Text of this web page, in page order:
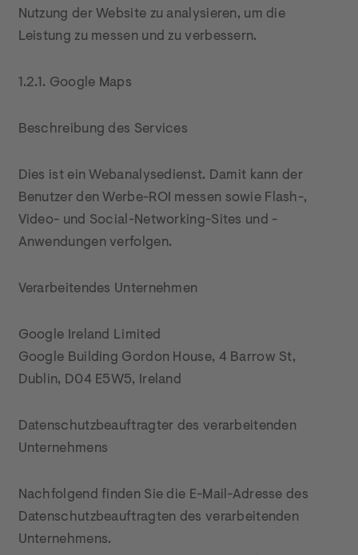
Nutzung der Website zu analysieren, um die
Leistung zu messen und zu verbessern.
1.2.1. Google Maps
Beschreibung des Services
Dies ist ein Webanalysedienst. Damit kann der
Benutzer den Werbe-ROI messen sowie Flash-,
Video- und Social-Networking-Sites und -
Anwendungen verfolgen.
Verarbeitendes Unternehmen
Google Ireland Limited
Google Building Gordon House, 4 Barrow St,
Dublin, D04 E5W5, Ireland
Datenschutzbeauftragter des verarbeitenden
Unternehmens
Nachfolgend finden Sie die E-Mail-Adresse des
Datenschutzbeauftragten des verarbeitenden
Unternehmens.